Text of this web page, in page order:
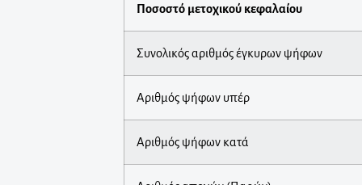
Ποσοστό μετοχικού κεφαλαίου
Συνολικός αριθμός έγκυρων ψήφων
Αριθμός ψήφων υπέρ
Αριθμός ψήφων κατά